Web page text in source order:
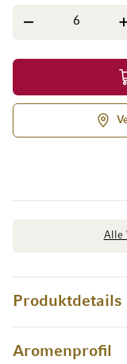
Alle
Produktdetails
Aromenprofil